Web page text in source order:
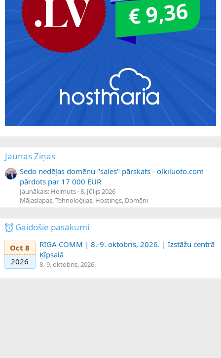
Jaunas Ziņas
Sedo nedēļas domēnu "sales" pārskats - olkiluoto.com
pārdots par 17 000 EUR
Jaunākais: Helmuts 8. Jūlijs 2026
Mājaslapas, Tehnoloģijas, Hostings, Domēni
Gaidošie pasākumi
Oct 8
2026
RIGA COMM | 8.-9. oktobris, 2026. | Izstāžu centrā
Ķīpsalā
8.-9. oktobris, 2026.